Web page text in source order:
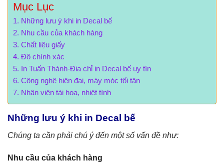
Mục Lục
Những lưu ý khi in Decal bế
Nhu cầu của khách hàng
Chất liệu giấy
Độ chính xác
In Tuấn Thành-Địa chỉ in Decal bế uy tín
Công nghệ hiện đại, máy móc tối tân
Nhân viên tài hoa, nhiệt tình
Những lưu ý khi in Decal bế
Chúng ta cần phải chú ý đến một số vấn đề như:
Nhu cầu của khách hàng